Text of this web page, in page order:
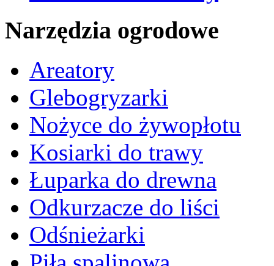
Narzędzia ogrodowe
Areatory
Glebogryzarki
Nożyce do żywopłotu
Kosiarki do trawy
Łuparka do drewna
Odkurzacze do liści
Odśnieżarki